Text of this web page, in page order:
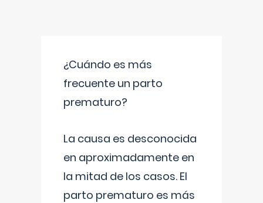
¿Cuándo es más
frecuente un parto
prematuro?
La causa es desconocida
en aproximadamente en
la mitad de los casos. El
parto prematuro es más